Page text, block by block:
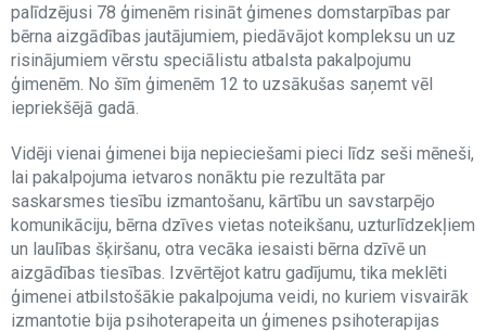
palīdzējusi 78 ģimenēm risināt ģimenes domstarpības par
bērna aizgādības jautājumiem, piedāvājot kompleksu un uz
risinājumiem vērstu speciālistu atbalsta pakalpojumu
ģimenēm. No šīm ģimenēm 12 to uzsākušas saņemt vēl
iepriekšējā gadā.
Vidēji vienai ģimenei bija nepieciešami pieci līdz seši mēneši,
lai pakalpojuma ietvaros nonāktu pie rezultāta par
saskarsmes tiesību izmantošanu, kārtību un savstarpējo
komunikāciju, bērna dzīves vietas noteikšanu, uzturlīdzekļiem
un laulības šķiršanu, otra vecāka iesaisti bērna dzīvē un
aizgādības tiesības. Izvērtējot katru gadījumu, tika meklēti
ģimenei atbilstošākie pakalpojuma veidi, no kuriem visvairāk
izmantotie bija psihoterapeita un ģimenes psihoterapijas